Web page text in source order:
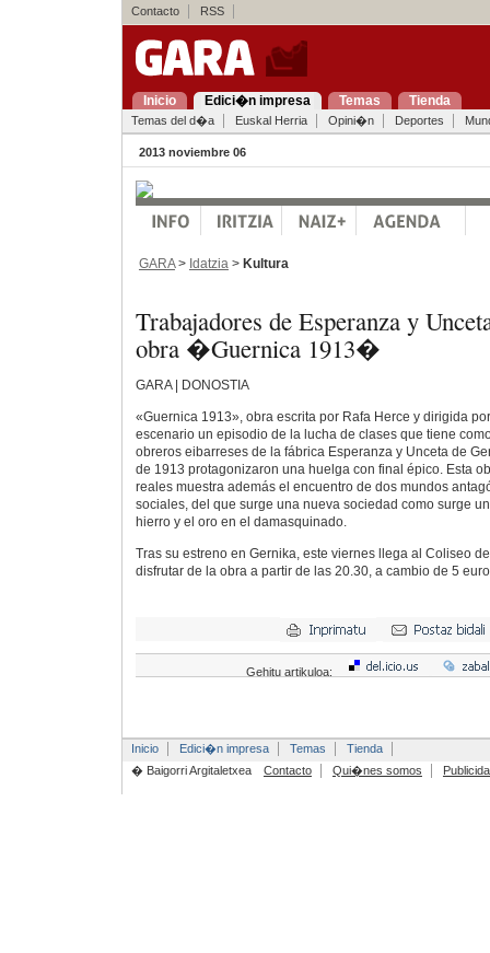
Contacto RSS
Inicio Edici�n impresa Temas Tienda
Temas del d�a Euskal Herria Opini�n Deportes
2013 noviembre 06
GARA> Idatzia > Kultura
Trabajadores de Esperanza y
obra �Guernica 1913�
GARA | DONOSTIA
«Guernica 1913», obra escrita por Rafa Herce y dirigida
escenario un episodio de la lucha de clases que tiene
obreros eibarreses de la fábrica Esperanza y Unceta de
de 1913 protagonizaron una huelga con final épico. Esta
reales muestra además el encuentro de dos mundos
sociales, del que surge una nueva sociedad como surge
hierro y el oro en el damasquinado.
Tras su estreno en Gernika, este viernes llega al Coliseo
disfrutar de la obra a partir de las 20.30, a cambio de 5
Gehitu artikuloa:
Inicio Edici�n impresa Temas
Tienda
� Baigorri Argitaletxea
Contacto Qui�nes somos